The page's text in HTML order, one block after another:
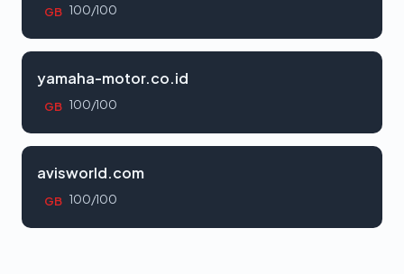
GB 100/100
yamaha-motor.co.id
GB 100/100
avisworld.com
GB 100/100